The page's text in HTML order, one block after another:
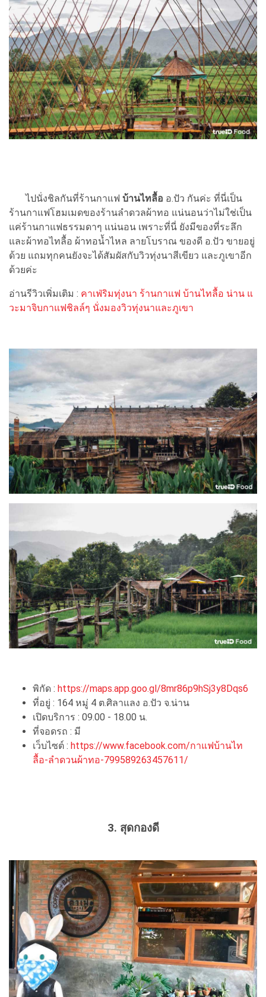
ไปนั่งชิลกันที่ร้านกาแฟ บ้านไทลื้อ อ.ปัว กันค่ะ ที่นี่เป็น
ร้านกาแฟโฮมเมดของร้านลำดวลผ้าทอ แน่นอนว่าไม่ใช่เป็น
แค่ร้านกาแฟธรรมดาๆ แน่นอน เพราะที่นี่ ยังมีของที่ระลึก
และผ้าทอไทลื้อ ผ้าทอน้ำไหล ลายโบราณ ของดี อ.ปัว ขายอยู่
ด้วย แถมทุกคนยังจะได้สัมผัสกับวิวทุ่งนาสีเขียว และภูเขาอีก
ด้วยค่ะ
อ่านรีวิวเพิ่มเติม : คาเฟ่ริมทุ่งนา ร้านกาแฟ บ้านไทลื้อ น่าน แ
วะมาจิบกาแฟชิลล์ๆ นั่งมองวิวทุ่งนาและภูเขา
พิกัด : https://maps.app.goo.gl/8mr86p9hSj3y8Dqs6
ที่อยู่ : 164 หมู่ 4 ต.ศิลาแลง อ.ปัว จ.น่าน
เปิดบริการ : 09.00 - 18.00 น.
ที่จอดรถ : มี
เว็บไซต์ : https://www.facebook.com/กาแฟบ้านไท
ลื้อ-ลำดวนผ้าทอ-799589263457611/
3. สุดกองดี